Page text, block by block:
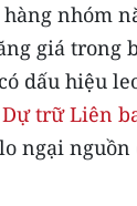
MỖI XÃ
nhóm
giá trong
dấu hiệu
Dự trữ Liên
ngại